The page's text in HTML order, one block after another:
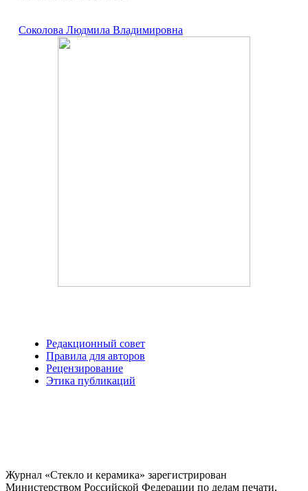
Соколова Людмила Владимировна
Редакционный совет
Правила для авторов
Рецензирование
Этика публикаций
Журнал «Стекло и керамика» зарегистрирован
Министерством Российской Федерации по делам печати,